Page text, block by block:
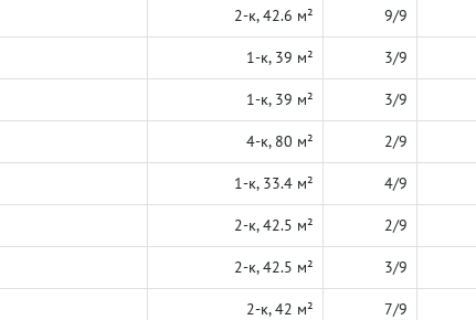
2-к, 42.6 м² 9/9
1-к, 39 м² 3/9
1-к, 39 м² 3/9
4-к, 80 м² 2/9
1-к, 33.4 м² 4/9
2-к, 42.5 м² 2/9
2-к, 42.5 м² 3/9
2-к, 42 м² 7/9